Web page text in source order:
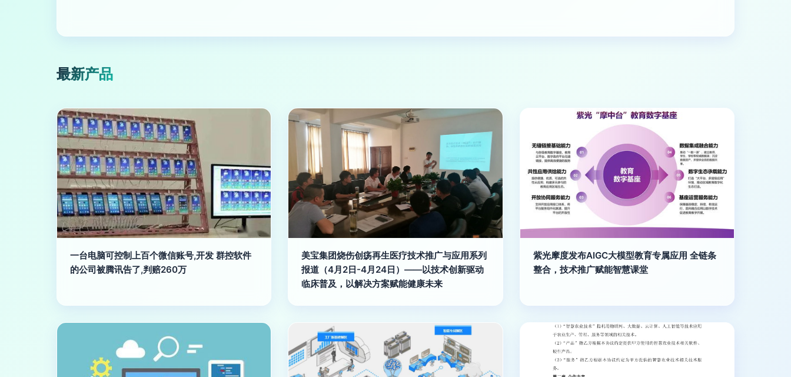
最新产品
一台电脑可控制上百个微信账号,开发 群控软件
的公司被腾讯告了,判赔260万
美宝集团烧伤创疡再生医疗技术推广与应用系列
报道（4月2日-4月24日）——以技术创新驱动
临床普及，以解决方案赋能健康未来
紫光摩度发布AIGC大模型教育专属应用 全链条
整合，技术推广赋能智慧课堂